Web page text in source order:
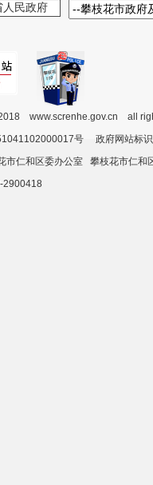
人民政府
2018 www.screnhe.gov.cn all
号 政府网站
市仁和区委办公室 攀枝花市仁
2900418